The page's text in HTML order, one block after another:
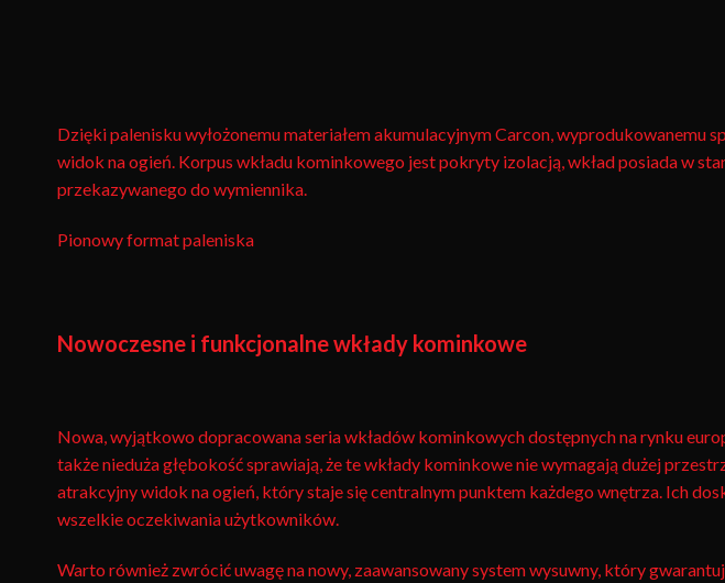
Dzięki palenisku wyłożonemu materiałem akumulacyjnym Carcon, wyprodukowanemu
widok na ogień. Korpus wkładu kominkowego jest pokryty izolacją, wkład posiada w
przekazywanego do wymiennika.
Pionowy format paleniska
Nowoczesne i funkcjonalne wkłady kominkowe
Nowa, wyjątkowo dopracowana seria wkładów kominkowych dostępnych na rynku
także nieduża głębokość sprawiają, że te wkłady kominkowe nie wymagają dużej
atrakcyjny widok na ogień, który staje się centralnym punktem każdego wnętrza. Ich
wszelkie oczekiwania użytkowników.
Warto również zwrócić uwagę na nowy, zaawansowany system wysuwny, który